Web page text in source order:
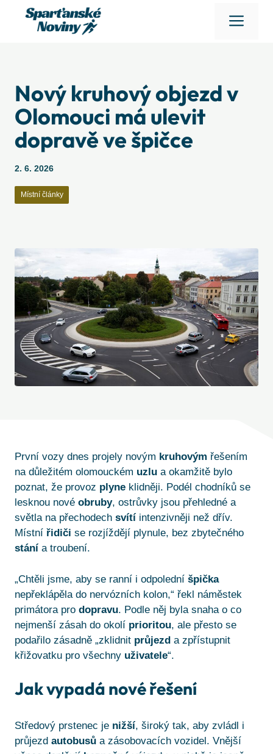
Přeskočit
Nový kruhový objezd v
Olomouci má ulevit
dopravě ve špičce
2. 6. 2026
Místní články
První vozy dnes projely novým kruhovým řešením
na důležitém olomouckém uzlu a okamžitě bylo
poznat, že provoz plyne klidněji. Podél chodníků se
lesknou nové obruby, ostrůvky jsou přehledné a
světla na přechodech svítí intenzivněji než dřív.
Místní řidiči se rozjíždějí plynule, bez zbytečného
stání a troubení.
„Chtěli jsme, aby se ranní i odpolední špička
nepřeklápěla do nervózních kolon,“ řekl náměstek
primátora pro dopravu. Podle něj byla snaha o co
nejmenší zásah do okolí prioritou, ale přesto se
podařilo zásadně „zklidnit průjezd a zpřístupnit
křižovatku pro všechny uživatele“.
Jak vypadá nové řešení
Středový prstenec je nižší, široký tak, aby zvládl i
průjezd autobusů a zásobovacích vozidel. Vnější